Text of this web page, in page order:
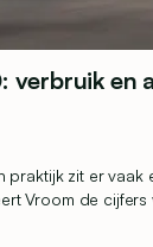
verbruik en
praktijk zit er vaak
Vroom de